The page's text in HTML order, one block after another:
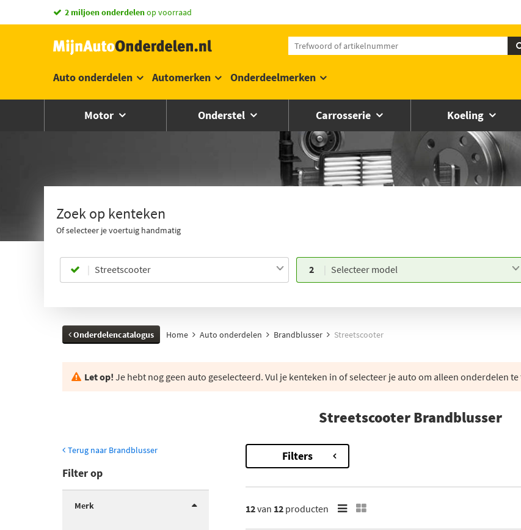
vandaag besteld,morgen in huis *
Auto onderdelen Automerken Onderdeelmerken
Motor Onderstel Carrosserie Koeling
Zoek op kenteken
Of selecteer je voertuig handmatig
Streetscooter 2 Selecteer model
Onderdelencatalogus Home Auto onderdelen Brandblusser Streetscooter
Let op! Je hebt nog geen auto geselecteerd. Vul je kenteken in of selecteer je auto om alleen onderdelen
Streetscooter Brandblusser
Terug naar Brandblusser
Filter op
Merk
Filters
12van 12 producten